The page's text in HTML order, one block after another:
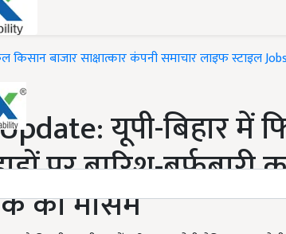
किसानबाजारसाक्षात्कारकंपनी समाचारलाइफ स्टाइलJobs
यूपी-बिहार में
पर बारिश-बर्फबारी
का मौसम